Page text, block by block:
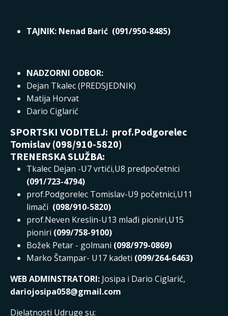
TAJNIK: Nenad Barić (091/950-8485)
NADZORNI ODBOR:
Dejan Tkalec (PREDSJEDNIK)
Matija Horvat
Dario Ciglarić
SPORTSKI VODITELJ: prof.Podgorelec
Tomislav (098/910-5820)
TRENERSKA SLUŽBA:
Tkalec Dejan -U7 vrtići,U8 predpočetnici
(091/723-4794)
prof.Podgorelec Tomislav-U9 početnici,U11
limači (098/910-5820)
prof.Neven Kreslin-U13 mlađi pioniri,U15
pioniri (099/758-9100)
Božek Petar - golmani (098/979-0869)
Marko Štampar- U17 kadeti (099/264-6463)
WEB ADMINSTRATORI: Josipa i Dario Ciglarić,
dariojosipa058@gmail.com
Djelatnosti Udruge su: